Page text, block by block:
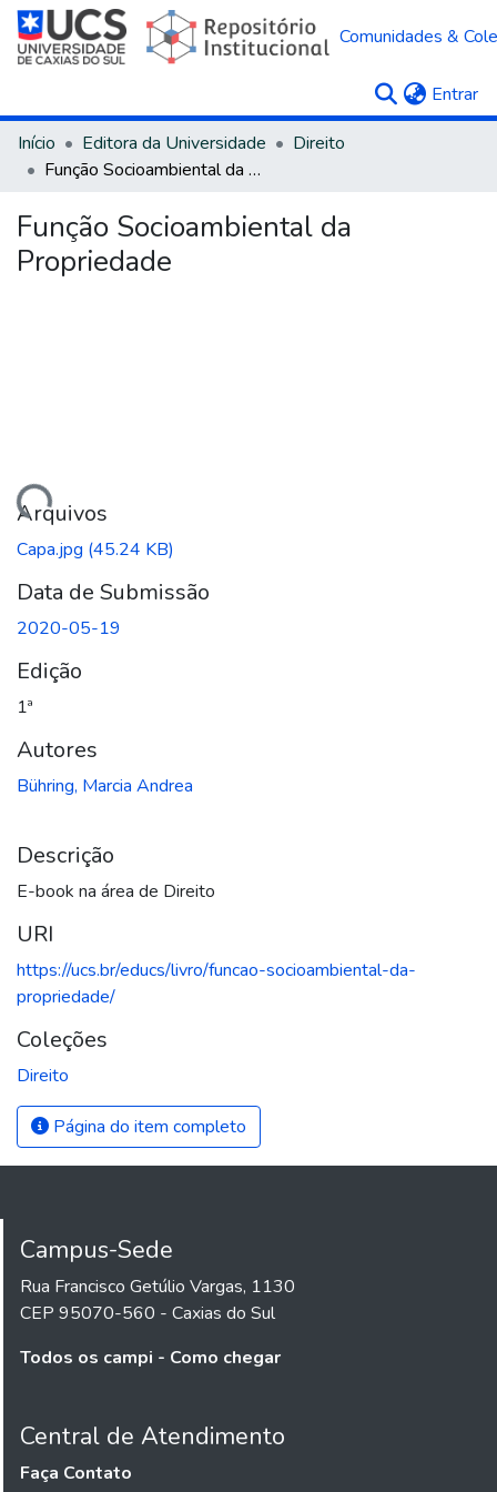
Comunidades &
Entrar
Início Editora da Universidade
Direito
Função Socioambiental da Propriedade
Função Socioambiental da
Propriedade
Arquivos
Capa.jpg (45.24 KB)
Data de Submissão
2020-05-19
Edição
1ª
Autores
Bühring, Marcia Andrea
Descrição
E-book na área de Direito
URI
https://ucs.br/educs/livro/funcao-socioambiental-da-
propriedade/
Coleções
Direito
Página do item completo
Campus-Sede
Rua Francisco Getúlio Vargas, 1130
CEP 95070-560 - Caxias do Sul
Todos os campi - Como chegar
Central de Atendimento
Faça Contato